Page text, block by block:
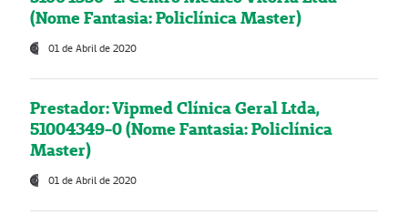
(Nome Fantasia: Policlínica Master)
01 de Abril de 2020
Prestador: Vipmed Clínica Geral Ltda,
51004349-0 (Nome Fantasia: Policlínica
Master)
01 de Abril de 2020